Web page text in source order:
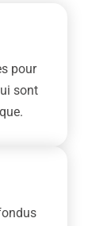
pour
sont